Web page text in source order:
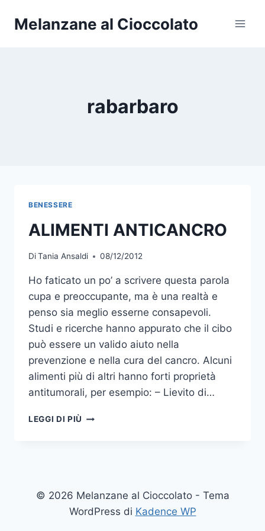
Melanzane al Cioccolato
rabarbaro
BENESSERE
ALIMENTI ANTICANCRO
DiTania Ansaldi 08/12/2012
Ho faticato un po’ a scrivere questa parola
cupa e preoccupante, ma è una realtà e
penso sia meglio esserne consapevoli.
Studi e ricerche hanno appurato che il cibo
può essere un valido aiuto nella
prevenzione e nella cura del cancro. Alcuni
alimenti più di altri hanno forti proprietà
antitumorali, per esempio: – Lievito di…
LEGGI DI PIÙ ALIMENTI
© 2026 Melanzane al Cioccolato - Tema
WordPress di Kadence WP